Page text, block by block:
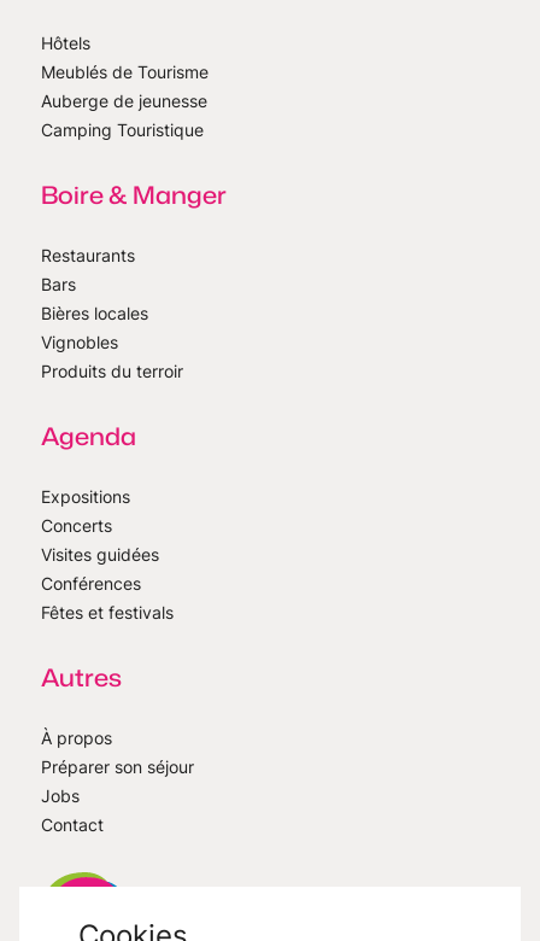
Hôtels
Meublés de Tourisme
Auberge de jeunesse
Camping Touristique
Boire & Manger
Restaurants
Bars
Bières locales
Vignobles
Produits du terroir
Agenda
Expositions
Concerts
Visites guidées
Conférences
Fêtes et festivals
Autres
À propos
Préparer son séjour
Jobs
Contact